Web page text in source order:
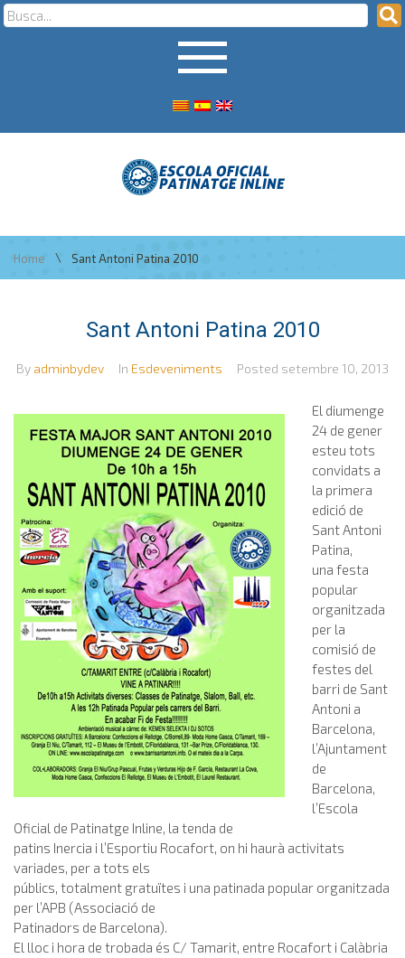
Home \ Sant Antoni Patina 2010
Sant Antoni Patina 2010
By adminbydev In Esdeveniments Posted setembre 10, 2013
El diumenge
24 de gener
esteu tots
convidats a
la primera
edició de
Sant Antoni
Patina,
una festa
popular
organitzada
per la
comisió de
festes del
barri de Sant
Antoni a
Barcelona,
l’Ajuntament
de
Barcelona,
l’Escola
Oficial de Patinatge Inline, la tenda de
patins Inercia i l’Esportiu Rocafort, on hi haurà activitats
variades, per a tots els
públics, totalment gratuïtes i una patinada popular organitzada
per l’APB (Associació de
Patinadors de Barcelona).
El lloc i hora de trobada és C/ Tamarit, entre Rocafort i Calàbria